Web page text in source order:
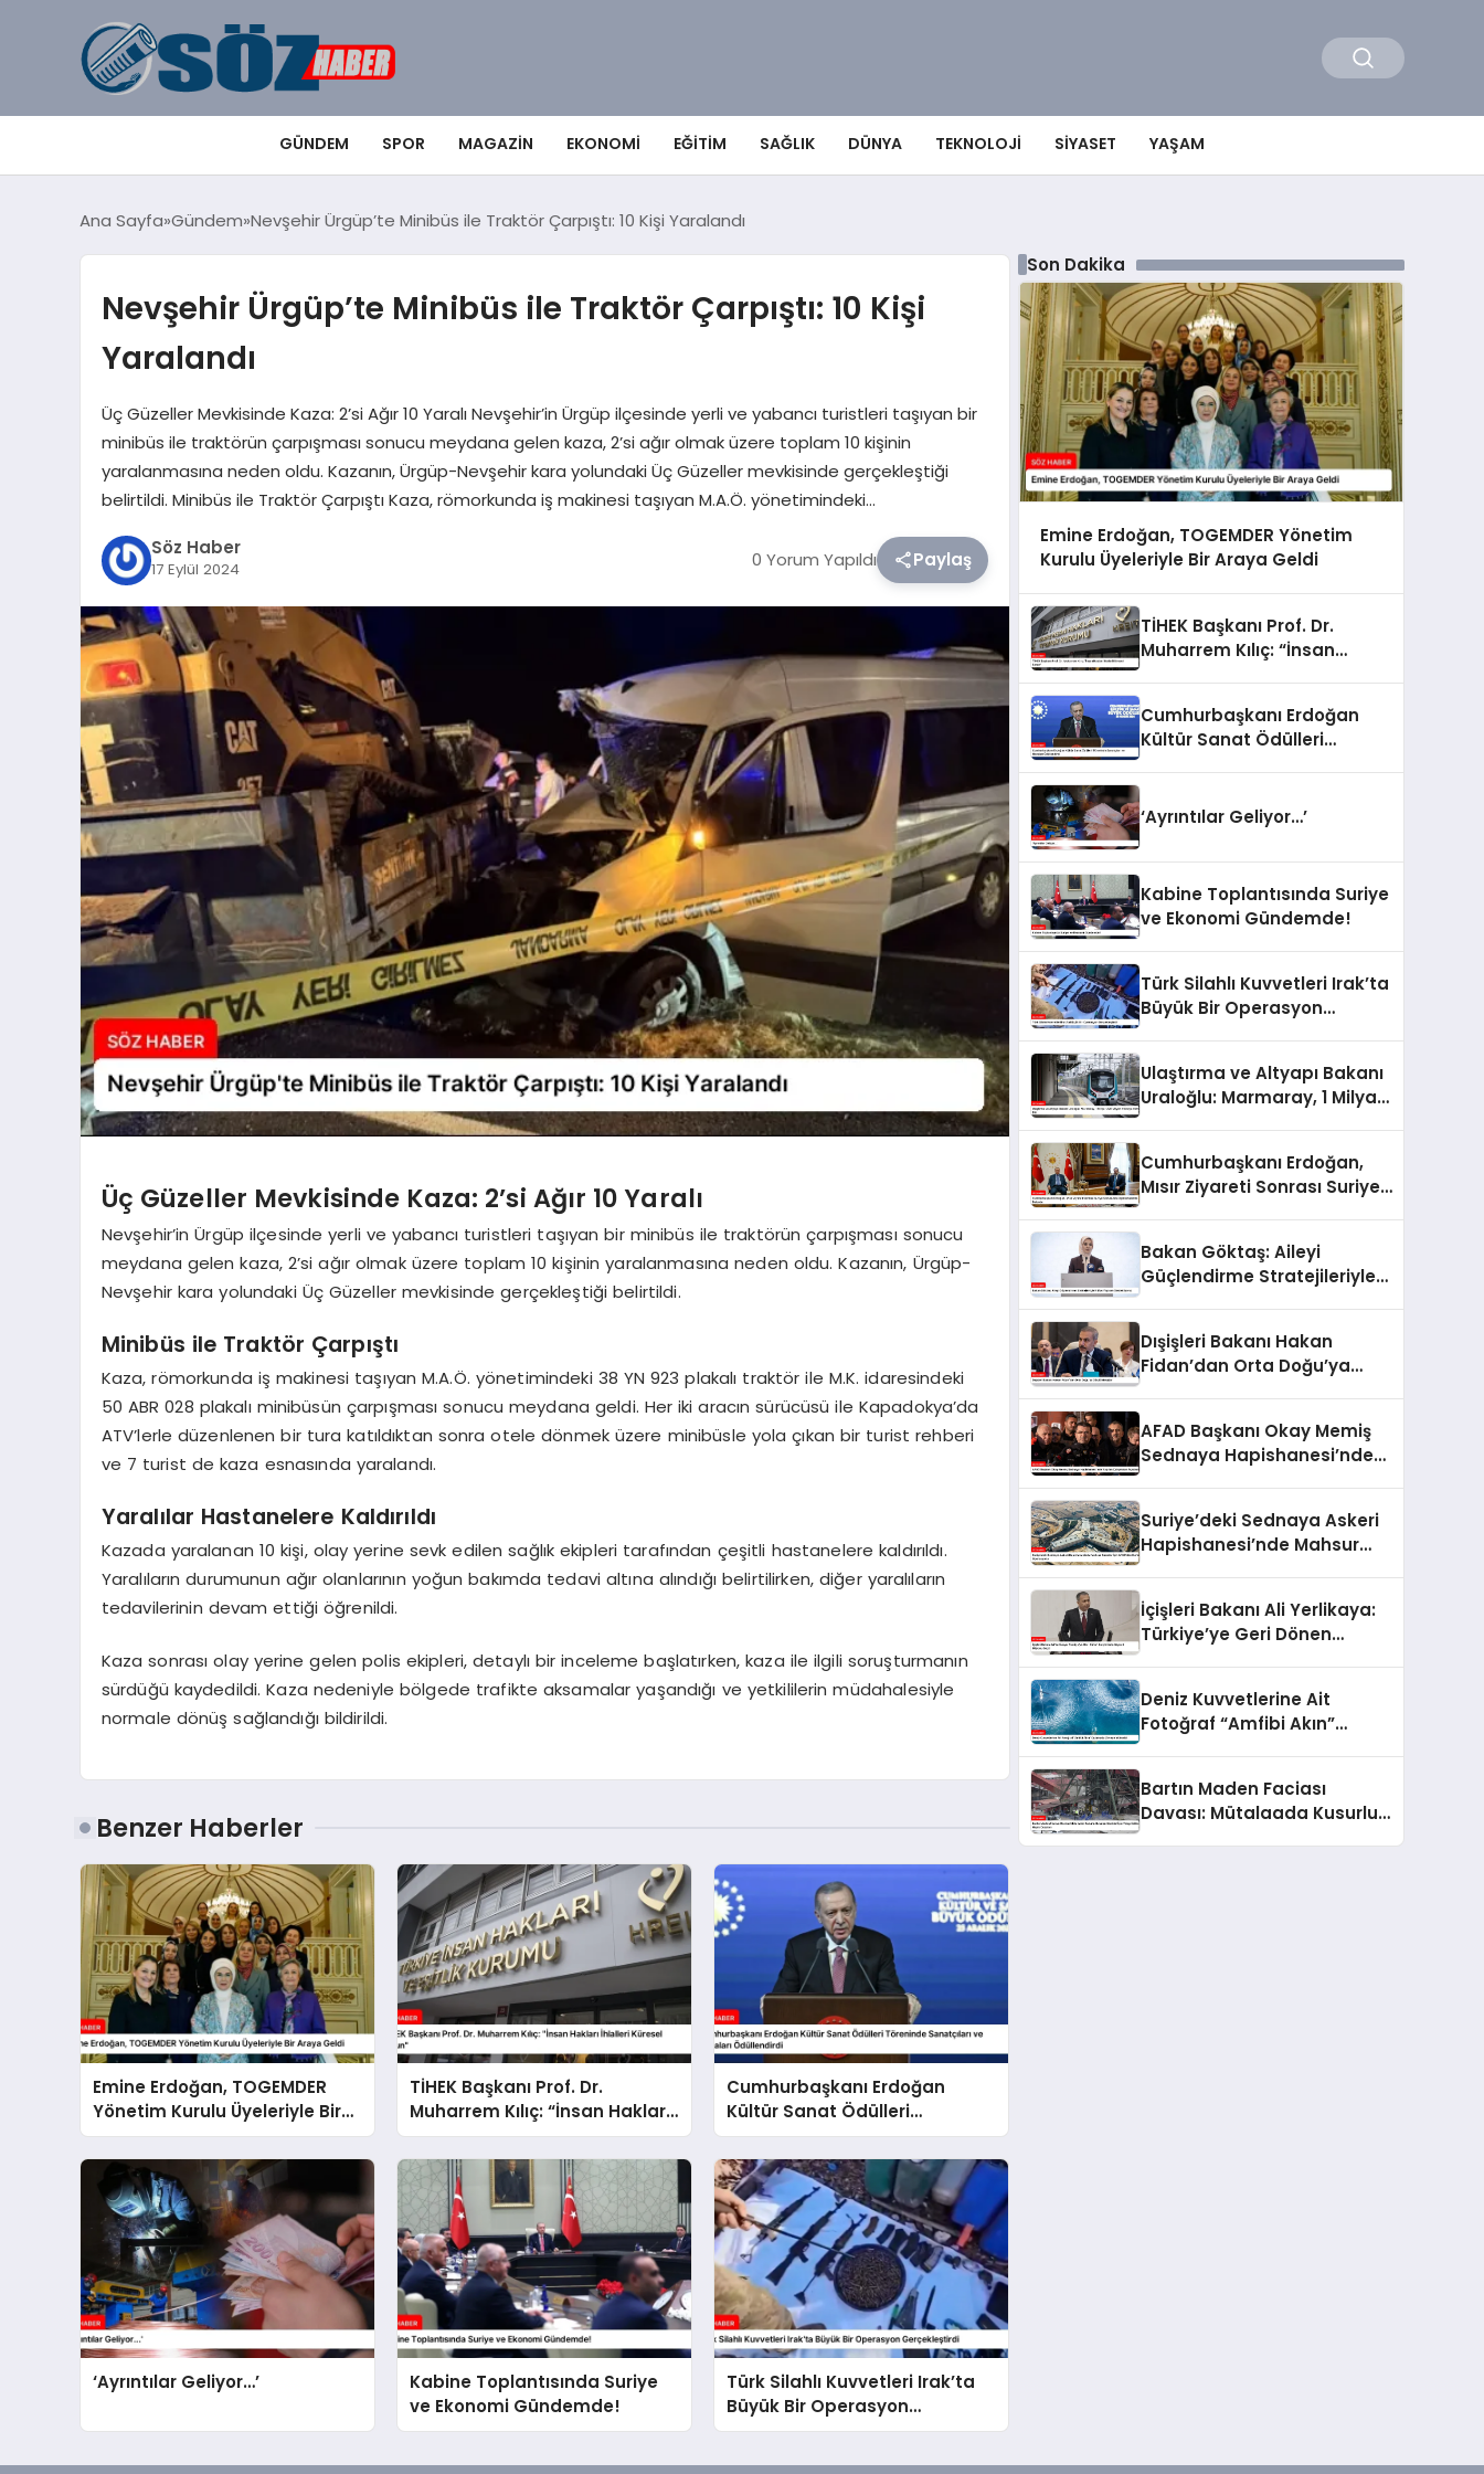
GÜNDEM SPOR MAGAZIN EKONOMI EĞITIM SAĞLIK DÜNYA TEKNOLOJI SIYASET YAŞAM
Ana Sayfa Gündem Nevşehir Ürgüp’te Minibüs ile Traktör Çarpıştı: 10 Kişi Yaralandı
Nevşehir Ürgüp’te Minibüs ile Traktör Çarpıştı: 10 Kişi
Yaralandı
Üç Güzeller Mevkisinde Kaza: 2’si Ağır 10 Yaralı Nevşehir’in Ürgüp ilçesinde yerli ve yabancı turistleri taşıyan bir
minibüs ile traktörün çarpışması sonucu meydana gelen kaza, 2’si ağır olmak üzere toplam 10 kişinin
yaralanmasına neden oldu. Kazanın, Ürgüp-Nevşehir kara yolundaki Üç Güzeller mevkisinde gerçekleştiği
belirtildi. Minibüs ile Traktör Çarpıştı Kaza, römorkunda iş makinesi taşıyan M.A.Ö. yönetimindeki…
Söz Haber
17 Eylül 2024 0 Yorum Yapıldı Paylaş
Üç Güzeller Mevkisinde Kaza: 2’si Ağır 10 Yaralı
Nevşehir’in Ürgüp ilçesinde yerli ve yabancı turistleri taşıyan bir minibüs ile traktörün çarpışması sonucu
meydana gelen kaza, 2’si ağır olmak üzere toplam 10 kişinin yaralanmasına neden oldu. Kazanın, Ürgüp-
Nevşehir kara yolundaki Üç Güzeller mevkisinde gerçekleştiği belirtildi.
Minibüs ile Traktör Çarpıştı
Kaza, römorkunda iş makinesi taşıyan M.A.Ö. yönetimindeki 38 YN 923 plakalı traktör ile M.K. idaresindeki
50 ABR 028 plakalı minibüsün çarpışması sonucu meydana geldi. Her iki aracın sürücüsü ile Kapadokya’da
ATV’lerle düzenlenen bir tura katıldıktan sonra otele dönmek üzere minibüsle yola çıkan bir turist rehberi
ve 7 turist de kaza esnasında yaralandı.
Yaralılar Hastanelere Kaldırıldı
Kazada yaralanan 10 kişi, olay yerine sevk edilen sağlık ekipleri tarafından çeşitli hastanelere kaldırıldı.
Yaralıların durumunun ağır olanlarının yoğun bakımda tedavi altına alındığı belirtilirken, diğer yaralıların
tedavilerinin devam ettiği öğrenildi.
Kaza sonrası olay yerine gelen polis ekipleri, detaylı bir inceleme başlatırken, kaza ile ilgili soruşturmanın
sürdüğü kaydedildi. Kaza nedeniyle bölgede trafikte aksamalar yaşandığı ve yetkililerin müdahalesiyle
normale dönüş sağlandığı bildirildi.
Benzer Haberler
Emine Erdoğan, TOGEMDER
Yönetim Kurulu Üyeleriyle Bir
Araya Geldi
TİHEK Başkanı Prof. Dr.
Muharrem Kılıç: “İnsan Hakları
İhlalleri Küresel Sorun”
Cumhurbaşkanı Erdoğan
Kültür Sanat Ödülleri
Töreninde Sanatçıları ve
Hocaları Ödüllendirdi
‘Ayrıntılar Geliyor…’
Kabine Toplantısında Suriye
ve Ekonomi Gündemde!
Türk Silahlı Kuvvetleri Irak’ta
Büyük Bir Operasyon
Gerçekleştirdi
Son Dakika
Emine Erdoğan, TOGEMDER Yönetim
Kurulu Üyeleriyle Bir Araya Geldi
TİHEK Başkanı Prof. Dr.
Muharrem Kılıç: “İnsan
Cumhurbaşkanı Erdoğan
Kültür Sanat Ödülleri
‘Ayrıntılar Geliyor…’
Kabine Toplantısında Suriye
ve Ekonomi Gündemde!
Türk Silahlı Kuvvetleri Irak’ta
Büyük Bir Operasyon
Ulaştırma ve Altyapı Bakanı
Uraloğlu: Marmaray, 1 Milyar
Cumhurbaşkanı Erdoğan,
Mısır Ziyareti Sonrası Suriye
Bakan Göktaş: Aileyi
Güçlendirme Stratejileriyle
Dışişleri Bakanı Hakan
Fidan’dan Orta Doğu’ya
AFAD Başkanı Okay Memiş
Sednaya Hapishanesi’nde
Suriye’deki Sednaya Askeri
Hapishanesi’nde Mahsur
İçişleri Bakanı Ali Yerlikaya:
Türkiye’ye Geri Dönen
Deniz Kuvvetlerine Ait
Fotoğraf “Amfibi Akın”
Bartın Maden Faciası
Davası: Mütalaada Kusurlu